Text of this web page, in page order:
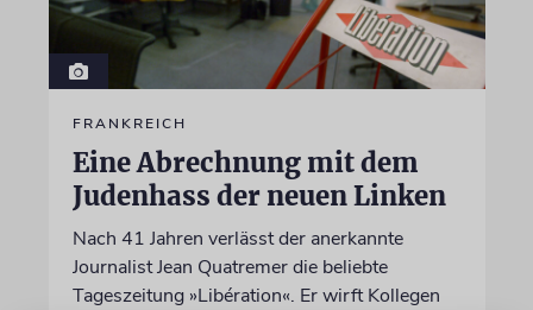
FRANKREICH
Eine Abrechnung mit dem
Judenhass der neuen Linken
Nach 41 Jahren verlässt der anerkannte
Journalist Jean Quatremer die beliebte
Tageszeitung »Libération«. Er wirft Kollegen